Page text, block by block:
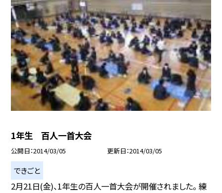
1年生 百人一首大会
公開日 2014/03/05 更新日 2014/03/05
できごと
2月21日(金)、1年生の百人一首大会が開催されました。 練